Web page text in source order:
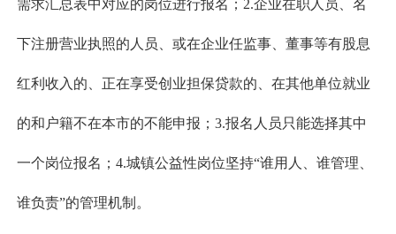
需求汇总表中对应的岗位进行报名；2.企业在职人员、名
下注册营业执照的人员、或在企业任监事、董事等有股息
红利收入的、正在享受创业担保贷款的、在其他单位就业
的和户籍不在本市的不能申报；3.报名人员只能选择其中
一个岗位报名；4.城镇公益性岗位坚持“谁用人、谁管理、
谁负责”的管理机制。